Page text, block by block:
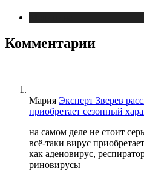
Комментарии
Мария Эксперт Зверев
приобретает сезонный
на самом деле не стоит
всё-таки вирус
как аденовирус,
риновирусы